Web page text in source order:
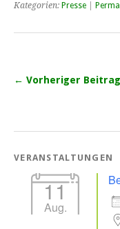
Kategorien: Presse
← Vorheriger Beitrag
VERANSTALTUNGEN
11
Aug.